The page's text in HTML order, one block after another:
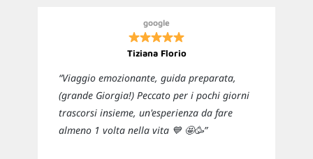
google
Tiziana Florio
“Viaggio emozionante, guida preparata,
(grande Giorgia!) Peccato per i pochi giorni
trascorsi insieme, un'esperienza da fare
almeno 1 volta nella vita 💙 🤩🥳”